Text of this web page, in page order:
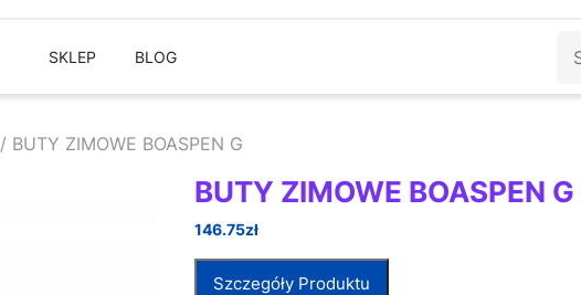
SKLEP BLOG
/ BUTY ZIMOWE BOASPEN G
BUTY ZIMOWE BOASPEN G
146.75zł
Szczegóły Produktu